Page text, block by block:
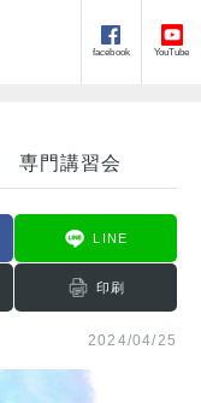
facebook YouTube
専門講習会
LINE
印刷
2024/04/25